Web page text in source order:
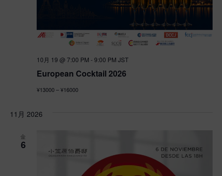
European Cocktail 2026
10月 19 @ 7:00 PM -9:00 PM JST
¥13000 – ¥16000
11月 2026
金
6